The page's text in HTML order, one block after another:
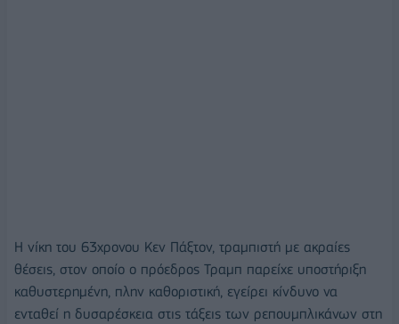
Η νίκη του 63χρονου Κεν Πάξτον, τραμπιστή με ακραίες
θέσεις, στον οποίο ο πρόεδρος Τραμπ παρείχε υποστήριξη
καθυστερημένη, πλην καθοριστική, εγείρει κίνδυνο να
ενταθεί η δυσαρέσκεια στις τάξεις των ρεπουμπλικάνων στη